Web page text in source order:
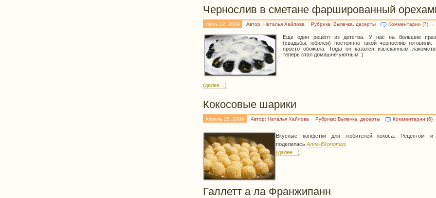
Чернослив в сметане фаршированный
Июль 12, 2009 Автор: Наталья Хайлова Рубрика: Выпечка, десерты Комментарии (7) →
Еще один рецепт из детства. У нас на большие
(свадьбы, юбилеи) постоянно такой чернослив готовили.
просто обожала. Тогда он казался изысканным
теперь стал домашне-уютным :)
(далее…)
Кокосовые шарики
Апрель 25, 2009 Автор: Наталья Хайлова Рубрика: Выпечка, десерты Комментарии (6)
Вкусные конфетки для любителей кокоса. Рецептом
поделилась Алла-Ekonomist.
(далее…)
Галлетт а ла Франжипанн